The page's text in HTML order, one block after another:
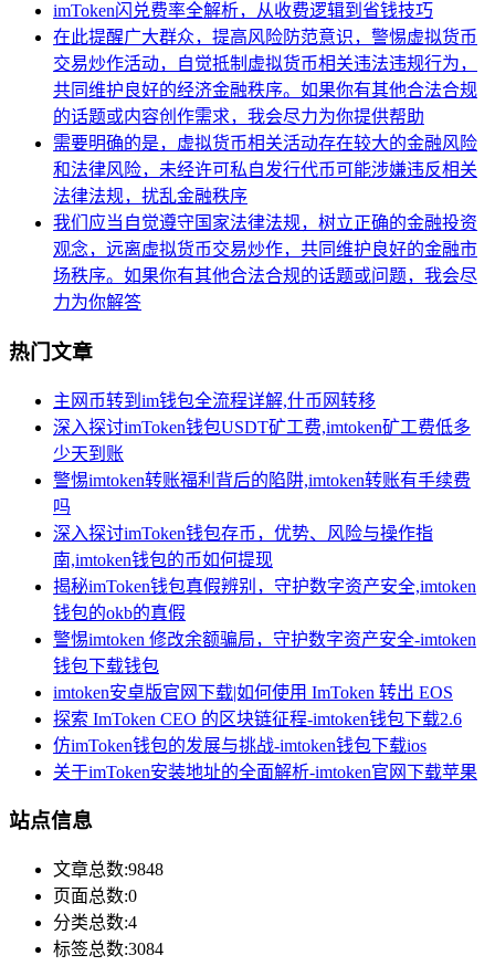
imToken闪兑费率全解析，从收费逻辑到省钱技巧
在此提醒广大群众，提高风险防范意识，警惕虚拟货币
交易炒作活动，自觉抵制虚拟货币相关违法违规行为，
共同维护良好的经济金融秩序。如果你有其他合法合规
的话题或内容创作需求，我会尽力为你提供帮助
需要明确的是，虚拟货币相关活动存在较大的金融风险
和法律风险，未经许可私自发行代币可能涉嫌违反相关
法律法规，扰乱金融秩序
我们应当自觉遵守国家法律法规，树立正确的金融投资
观念，远离虚拟货币交易炒作，共同维护良好的金融市
场秩序。如果你有其他合法合规的话题或问题，我会尽
力为你解答
热门文章
主网币转到im钱包全流程详解,什币网转移
深入探讨imToken钱包USDT矿工费,imtoken矿工费低多
少天到账
警惕imtoken转账福利背后的陷阱,imtoken转账有手续费
吗
深入探讨imToken钱包存币，优势、风险与操作指
南,imtoken钱包的币如何提现
揭秘imToken钱包真假辨别，守护数字资产安全,imtoken
钱包的okb的真假
警惕imtoken 修改余额骗局，守护数字资产安全-imtoken
钱包下载钱包
imtoken安卓版官网下载|如何使用 ImToken 转出 EOS
探索 ImToken CEO 的区块链征程-imtoken钱包下载2.6
仿imToken钱包的发展与挑战-imtoken钱包下载ios
关于imToken安装地址的全面解析-imtoken官网下载苹果
站点信息
文章总数:9848
页面总数:0
分类总数:4
标签总数:3084